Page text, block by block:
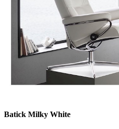
Batick Milky White